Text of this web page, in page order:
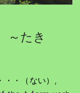
～たき
・（ない）,